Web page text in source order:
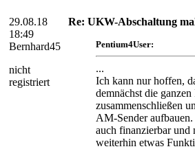
29.08.18
18:49
Bernhard45
nicht
registriert
Re: UKW-Abschaltung
Pentium4User:
...
Ich kann nur hoffen,
demnächst die
zusammenschließen
AM-Sender
auch finanzierbar und
weiterhin etwas